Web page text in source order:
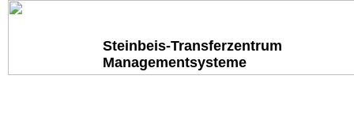
Steinbeis-Transferzentrum
Managementsysteme